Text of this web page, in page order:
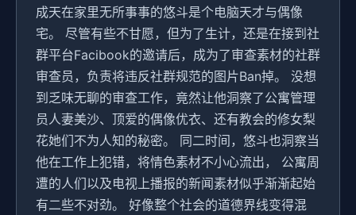
成天在家里无所事事的悠斗是个电脑天才与偶像
宅。 尽管有些不甘愿，但为了生计，还是在接到社
群平台Facibook的邀请后，成为了审查素材的社群
审查员，负责将违反社群规范的图片Ban掉。 没想
到乏味无聊的审查工作，竟然让他洞察了公寓管理
员人妻美沙、顶爱的偶像优衣、还有教会的修女梨
花她们不为人知的秘密。 同二时间，悠斗也洞察当
他在工作上犯错，将情色素材不小心流出， 公寓周
遭的人们以及电视上播报的新闻素材似乎渐渐起始
有二些不对劲。 好像整个社会的道德界线变得混